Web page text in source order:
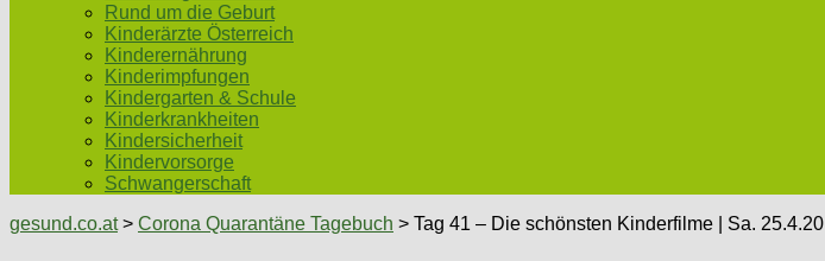
Rund um die Geburt
Kinderärzte Österreich
Kinderernährung
Kinderimpfungen
Kindergarten & Schule
Kinderkrankheiten
Kindersicherheit
Kindervorsorge
Schwangerschaft
gesund.co.at> Corona Quarantäne Tagebuch > Tag 41 – Die schönsten Kinderfilme | Sa. 25.4.20